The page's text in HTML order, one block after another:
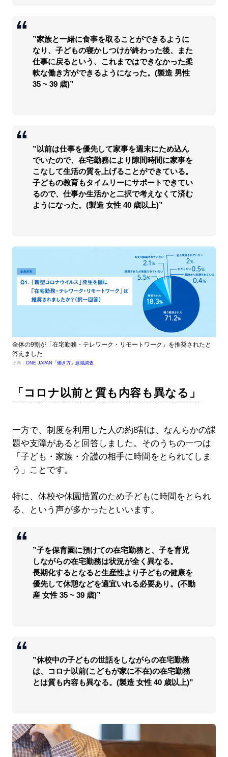
”家族と一緒に食事を取ることができるように
なり、子どもの寝かしつけが終わった後、また
仕事に戻るという、これまではできなかった柔
軟な働き方ができるようになった。(製造 男性
35 ~ 39 歳)”
”以前は仕事を優先して家事を週末にため込ん
でいたので、在宅勤務により隙間時間に家事を
こなして生活の質を上げることができている。
子どもの教育もタイムリーにサポートできてい
るので、仕事か生活かと二択で考えなくて済む
ようになった。(製造 女性 40 歳以上)”
全体の9割が「在宅勤務・テレワーク・リモートワーク」を推奨されたと
答えました
出典： ONE JAPAN「働き方」意識調査
「コロナ以前と質も内容も異なる」
一方で、制度を利用した人の約8割は、なんらかの課
題や支障があると回答しました。そのうちの一つは
「子ども・家族・介護の相手に時間をとられてしま
う」ことです。
特に、休校や休園措置のため子どもに時間をとられ
る、という声が多かったといいます。
”子を保育園に預けての在宅勤務と、子を育児
しながらの在宅勤務は状況が全く異なる。
長期化するとなると生産性より子どもの健康を
優先して休憩などを適宜いれる必要あり。(不動
産 女性 35 ~ 39 歳)”
”休校中の子どもの世話をしながらの在宅勤務
は、コロナ以前(こどもが家に不在)の在宅勤務
とは質も内容も異なる。(製造 女性 40 歳以上)”